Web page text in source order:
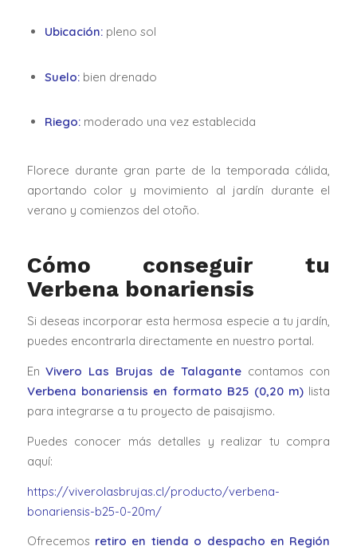
Ubicación:pleno sol
Suelo:bien drenado
Riego:moderado una vez establecida
Florece durante gran parte de la temporada cálida,
aportando color y movimiento al jardín durante el
verano y comienzos del otoño.
Cómo conseguir tu
Verbena bonariensis
Si deseas incorporar esta hermosa especie a tu jardín,
puedes encontrarla directamente en nuestro portal.
EnVivero Las Brujas de Talagantecontamos con
Verbena bonariensis en formato B25 (0,20 m) lista
para integrarse a tu proyecto de paisajismo.
Puedes conocer más detalles y realizar tu compra
aquí:
https://viverolasbrujas.cl/producto/verbena-
bonariensis-b25-0-20m/
Ofrecemos retiro en tienda o despacho en Región